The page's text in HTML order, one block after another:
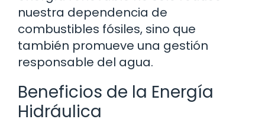
nuestra dependencia de
combustibles fósiles, sino que
también promueve una gestión
responsable del agua.
Beneficios de la Energía
Hidráulica